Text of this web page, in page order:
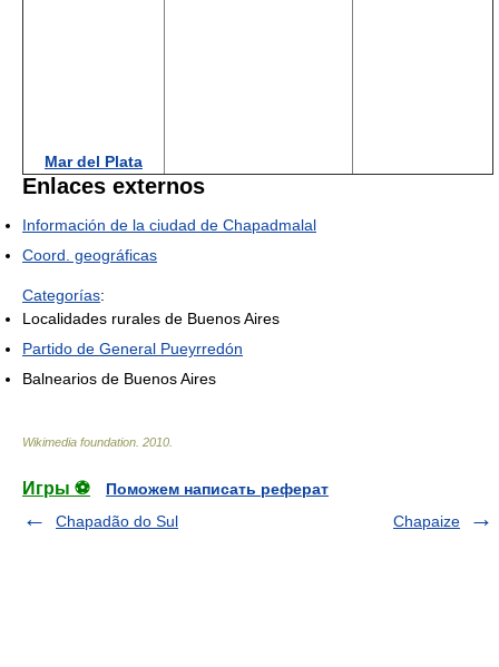
Mar del Plata
Enlaces externos
Información de la ciudad de Chapadmalal
Coord. geográficas
Categorías:
Localidades rurales de Buenos Aires
Partido de General Pueyrredón
Balnearios de Buenos Aires
Wikimedia foundation 2010
Игры ⚽
Поможем написать реферат
Chapadão do Sul
Chapaize